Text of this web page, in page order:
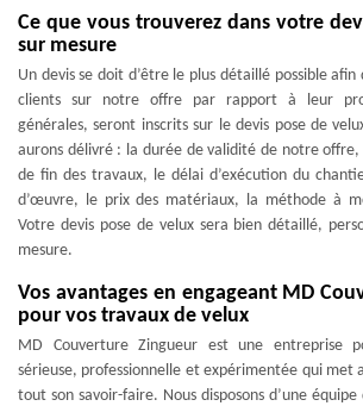
Ce que vous trouverez dans votre
sur mesure
Un devis se doit d’être le plus détaillé possible
clients sur notre offre par rapport à leur
générales, seront inscrits sur le devis pose de
aurons délivré : la durée de validité de notre
de fin des travaux, le délai d’exécution du
d’œuvre, le prix des matériaux, la méthode à
Votre devis pose de velux sera bien détaillé,
mesure.
Vos avantages en engageant MD
pour vos travaux de velux
MD Couverture Zingueur est une entreprise
sérieuse, professionnelle et expérimentée qui met
tout son savoir-faire. Nous disposons d’une